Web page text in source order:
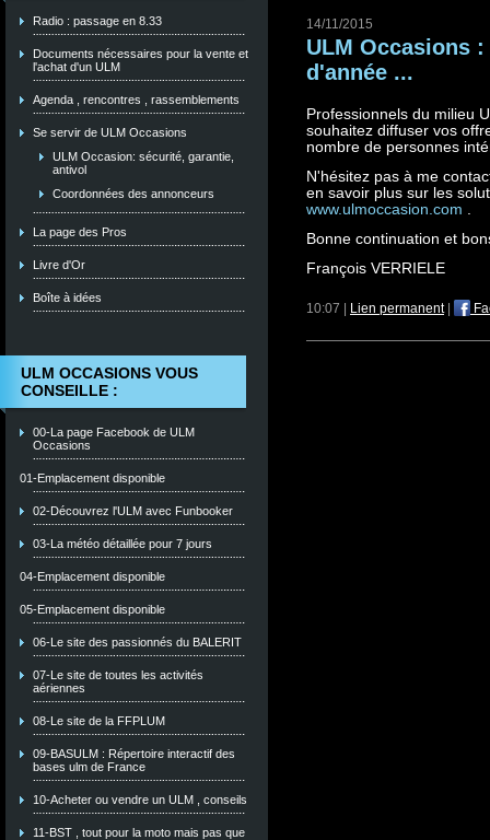
Radio : passage en 8.33
Documents nécessaires pour la vente et
l'achat d'un ULM
Agenda , rencontres , rassemblements
Se servir de ULM Occasions
ULM Occasion: sécurité, garantie,
antivol
Coordonnées des annonceurs
La page des Pros
Livre d'Or
Boîte à idées
ULM OCCASIONS VOUS
CONSEILLE :
00-La page Facebook de ULM
Occasions
01-Emplacement disponible
02-Découvrez l'ULM avec Funbooker
03-La météo détaillée pour 7 jours
04-Emplacement disponible
05-Emplacement disponible
06-Le site des passionnés du BALERIT
07-Le site de toutes les activités
aériennes
08-Le site de la FFPLUM
09-BASULM : Répertoire interactif des
bases ulm de France
10-Acheter ou vendre un ULM , conseils
11-BST , tout pour la moto mais pas que
14/11/2015
ULM Occasions
d'année ...
Professionnels du milieu
souhaitez diffuser vos
nombre de personnes
N'hésitez pas à me
en savoir plus sur les
www.ulmoccasion.com
Bonne continuation et
François VERRIELE
10:07 | Lien permanent|